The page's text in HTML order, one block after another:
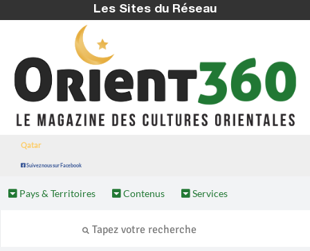
Les Sites du Réseau
Qatar
Suivez nous sur Facebook
Pays & Territoires Contenus Services